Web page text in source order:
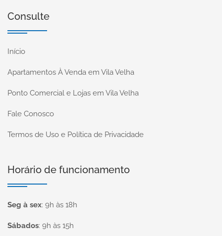
Consulte
Início
Apartamentos À Venda em Vila Velha
Ponto Comercial e Lojas em Vila Velha
Fale Conosco
Termos de Uso e Política de Privacidade
Horário de funcionamento
Seg à sex: 9h às 18h
Sábados: 9h às 15h